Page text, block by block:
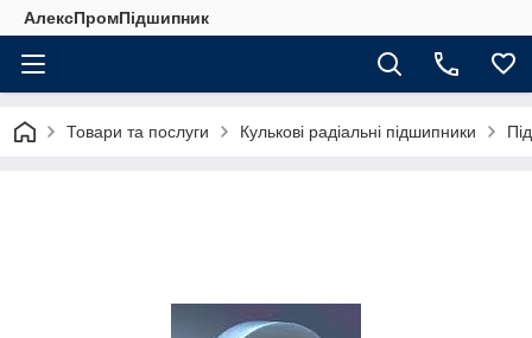
АлексПромПідшипник
Товари та послуги Кулькові радіальні підшипники